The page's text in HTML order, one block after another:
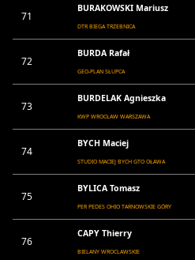
71
BURAKOWSKI Mariusz
DTR BIEGA TRZEBNICA
72
BURDA Rafał
GEO-PLAN SŁUPCA
73
BURDELAK Agnieszka
KWP WROCŁAW WARSZAWA
74
BYCH Maciej
STUDIO MACIEJ BYCH GTO OŁAWA
75
BYLICA Tomasz
PER PEDES OHIO TARNOWSKIE GÓRY
76
CAPY Thierry
BIELANY WROCLAWSKIE